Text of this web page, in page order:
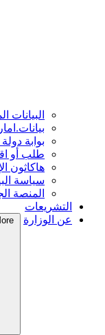
البيانات
بوابة
طلب أو
هاكاثون
سياسة
المنصة
التشريعات
عن الوزارة